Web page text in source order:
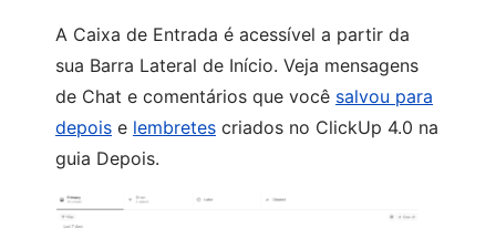
A Caixa de Entrada é acessível a partir da
sua Barra Lateral de Início. Veja mensagens
de Chat e comentários que você salvou para
depois e lembretes criados no ClickUp 4.0 na
guia Depois.